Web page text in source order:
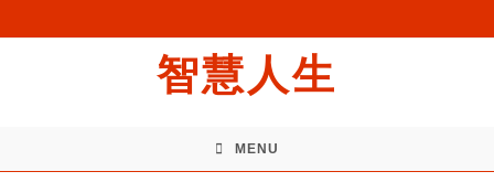
智慧人生
MENU